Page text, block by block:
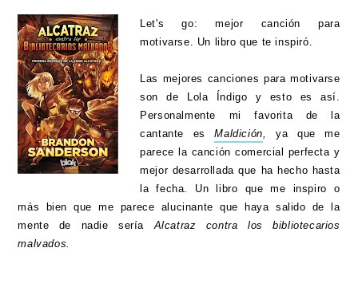
Let's go: mejor canción para
motivarse. Un libro que te inspiró.
Las mejores canciones para motivarse
son de Lola Índigo y esto es así.
Personalmente mi favorita de la
cantante esMaldición,ya que me
parece la canción comercial perfecta y
mejor desarrollada que ha hecho hasta
la fecha. Un libro que me inspiro o
más bien que me parece alucinante que haya salido de la
mente de nadie seríaAlcatraz contra los bibliotecarios
malvados.